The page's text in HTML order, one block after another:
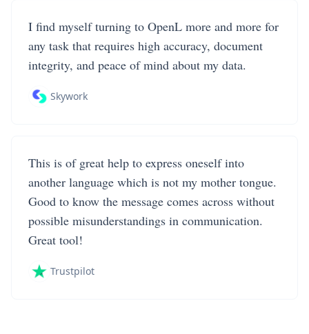
I find myself turning to OpenL more and more for
any task that requires high accuracy, document
integrity, and peace of mind about my data.
Skywork
This is of great help to express oneself into
another language which is not my mother tongue.
Good to know the message comes across without
possible misunderstandings in communication.
Great tool!
Trustpilot